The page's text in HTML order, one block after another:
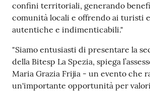
confini territoriali, generando
comunità locali e offrendo ai turisti
autentiche e indimenticabili."
"Siamo entusiasti di presentare la
della Bitesp La Spezia, spiega
Maria Grazia Frijia - un evento che
un'importante opportunità per